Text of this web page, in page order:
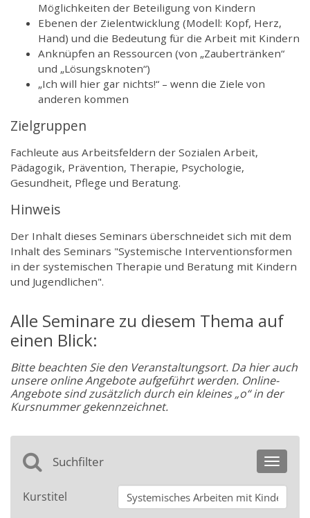
Möglichkeiten der Beteiligung von Kindern
Ebenen der Zielentwicklung (Modell: Kopf, Herz,
Hand) und die Bedeutung für die Arbeit mit Kindern
Anknüpfen an Ressourcen (von „Zaubertränken“
und „Lösungsknoten“)
„Ich will hier gar nichts!“ – wenn die Ziele von
anderen kommen
Zielgruppen
Fachleute aus Arbeitsfeldern der Sozialen Arbeit,
Pädagogik, Prävention, Therapie, Psychologie,
Gesundheit, Pflege und Beratung.
Hinweis
Der Inhalt dieses Seminars überschneidet sich mit dem
Inhalt des Seminars "Systemische Interventionsformen
in der systemischen Therapie und Beratung mit Kindern
und Jugendlichen".
Alle Seminare zu diesem Thema auf
einen Blick:
Bitte beachten Sie den Veranstaltungsort. Da hier auch
unsere online Angebote aufgeführt werden. Online-
Angebote sind zusätzlich durch ein kleines „o“ in der
Kursnummer gekennzeichnet.